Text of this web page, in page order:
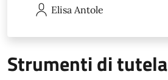
Elisa Antole
Strumenti di tutela